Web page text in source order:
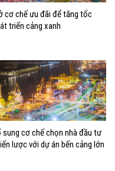
cơ chế ưu đãi để tăng tốc
triển cảng xanh
sung cơ chế chọn nhà đầu tư
lược với dự án bến cảng lớn